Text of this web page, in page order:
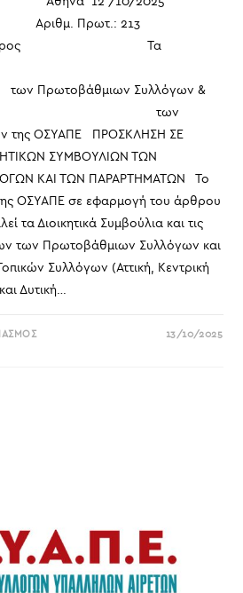
213
Τα
Συμβούλια
Συλλόγων &
της ΟΣΥΑΠΕ ΠΡΟΣΚΛΗΣΗ ΣΕ
ΣΥΜΒΟΥΛΙΩΝ ΤΩΝ
ΚΑΙ ΤΩΝ ΠΑΡΑΡΤΗΜΑΤΩΝ Το
της ΟΣΥΑΠΕ σε εφαρμογή του άρθρου
τα Διοικητικά Συμβούλια και τις
των Πρωτοβάθμιων Συλλόγων και
Συλλόγων (Αττική, Κεντρική
Δυτική…
ΣΤΟ 13/10/2025